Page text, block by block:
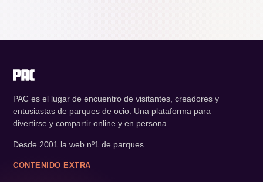
PAC es el lugar de encuentro de visitantes, creadores y
entusiastas de parques de ocio. Una plataforma para
divertirse y compartir online y en persona.
Desde 2001 la web nº1 de parques.
CONTENIDO EXTRA